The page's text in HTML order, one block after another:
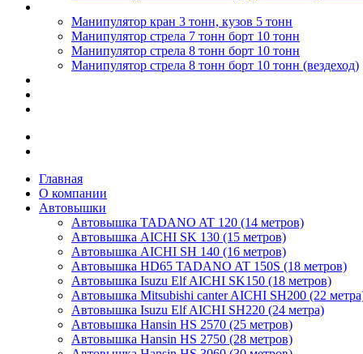
Манипулятор кран 3 тонн, кузов 5 тонн
Манипулятор стрела 7 тонн борт 10 тонн
Манипулятор стрела 8 тонн борт 10 тонн
Манипулятор стрела 8 тонн борт 10 тонн (вездеход)
Главная
О компании
Автовышки
Автовышка TADANO AT 120 (14 метров)
Автовышка AICHI SK 130 (15 метров)
Автовышка AICHI SH 140 (16 метров)
Автовышка HD65 TADANO AT 150S (18 метров)
Автовышка Isuzu Elf AICHI SK150 (18 метров)
Автовышка Mitsubishi canter AICHI SH200 (22
Автовышка Isuzu Elf AICHI SH220 (24 метра)
Автовышка Hansin HS 2570 (25 метров)
Автовышка Hansin HS 2750 (28 метров)